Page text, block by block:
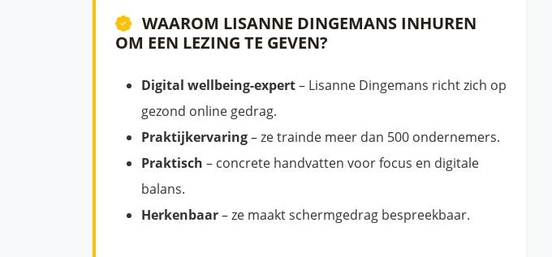
WAAROM LISANNE DINGEMANS INHUREN
OM EEN LEZING TE GEVEN?
Digital wellbeing-expert– Lisanne Dingemans richt zich op
gezond online gedrag.
Praktijkervaring– ze trainde meer dan 500 ondernemers.
Praktisch – concrete handvatten voor focus en digitale
balans.
Herkenbaar– ze maakt schermgedrag bespreekbaar.